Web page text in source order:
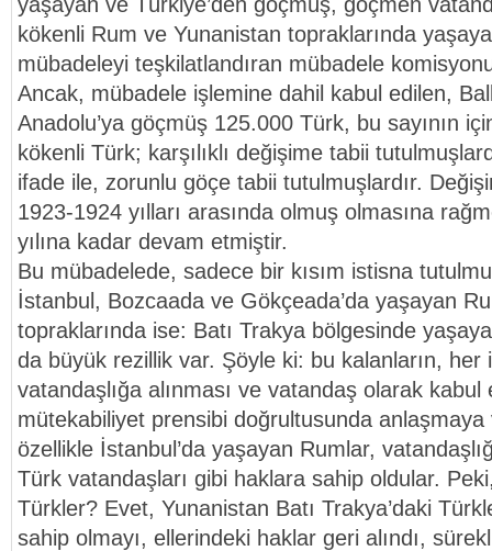
kökenli Rum ve Yunanistan topraklarında
mübadeleyi teşkilatlandıran mübadele
Ancak, mübadele işlemine dahil kabul edilen,
Anadolu’ya göçmüş 125.000 Türk, bu sayının
kökenli Türk; karşılıklı değişime tabii
ifade ile, zorunlu göçe tabii tutulmuşlardır.
1923-1924 yılları arasında olmuş olmasına
yılına kadar devam etmiştir.
Bu mübadelede, sadece bir kısım istisna
İstanbul, Bozcaada ve Gökçeada’da yaşayan
topraklarında ise: Batı Trakya bölgesinde
da büyük rezillik var. Şöyle ki: bu kalanların, her
vatandaşlığa alınması ve vatandaş olarak
mütekabiliyet prensibi doğrultusunda anlaşmaya
özellikle İstanbul’da yaşayan Rumlar,
Türk vatandaşları gibi haklara sahip oldular.
Türkler? Evet, Yunanistan Batı Trakya’daki
sahip olmayı, ellerindeki haklar geri alındı,